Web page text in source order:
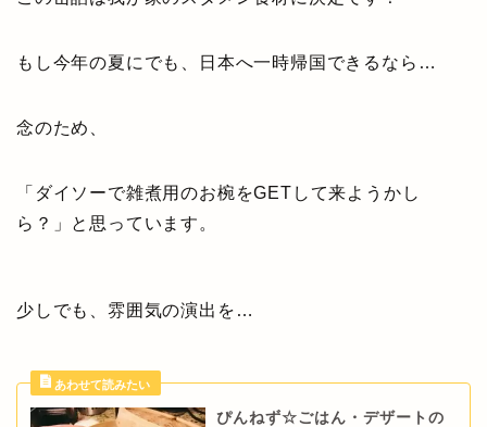
もし今年の夏にでも、日本へ一時帰国できるなら…
念のため、
「ダイソーで雑煮用のお椀をGETして来ようかし
ら？」と思っています。
少しでも、雰囲気の演出を…
ぴんねず☆ごはん・デザートの